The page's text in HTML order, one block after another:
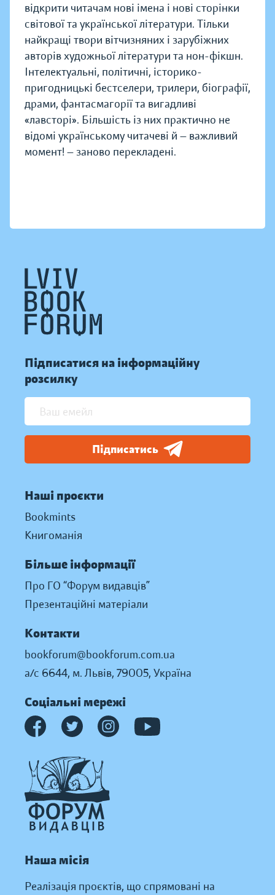
відкрити читачам нові імена і нові сторінки
світової та української літератури. Тільки
найкращі твори вітчизняних і зарубіжних
авторів художньої літератури та нон-фікшн.
Інтелектуальні, політичні, історико-
пригодницькі бестселери, трилери, біографії,
драми, фантасмагорії та вигадливі
«лавсторі». Більшість із них практично не
відомі українському читачеві й — важливий
момент! — заново перекладені.
Підписатися на інформаційну
розсилку
Підписатись
Наші проєкти
Bookmints
Книгоманія
Більше інформації
Про ГО “Форум видавців”
Презентаційні матеріали
Контакти
bookforum@bookforum.com.ua
а/с 6644, м. Львів, 79005, Україна
Соціальні мережі
Наша місія
Реалізація проєктів, що спрямовані на